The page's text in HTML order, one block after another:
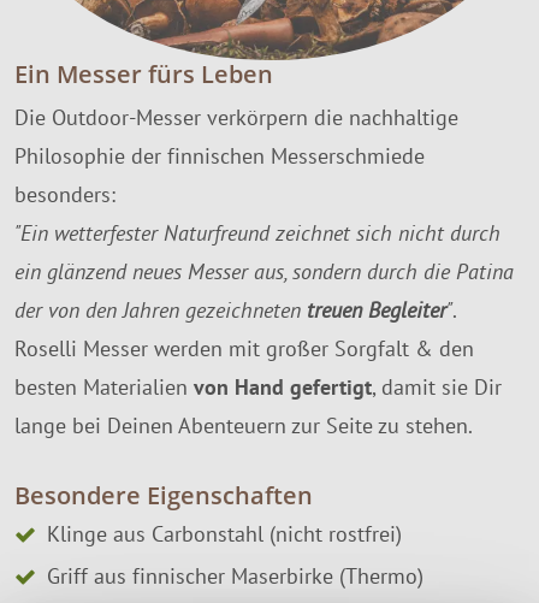
Ein Messer fürs Leben
Die Outdoor-Messer verkörpern die nachhaltige
Philosophie der finnischen Messerschmiede
besonders:
"Ein wetterfester Naturfreund zeichnet sich nicht durch
ein glänzend neues Messer aus, sondern durch die Patina
der von den Jahren gezeichneten treuen Begleiter".
Roselli Messer werden mit großer Sorgfalt & den
besten Materialien von Hand gefertigt, damit sie Dir
lange bei Deinen Abenteuern zur Seite zu stehen.
Besondere Eigenschaften
Klinge aus Carbonstahl (nicht rostfrei)
Griff aus finnischer Maserbirke (Thermo)